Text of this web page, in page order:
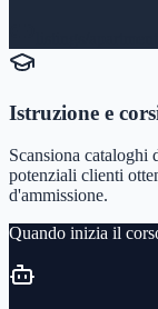
Istruzione e
Scansiona cataloghi
potenziali clienti
d'ammissione.
Quando inizia il